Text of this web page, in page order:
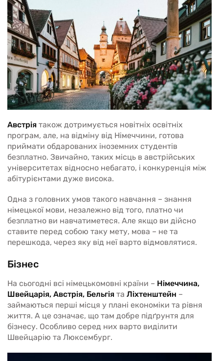
Австрія також дотримується новітніх освітніх
програм, але, на відміну від Німеччини, готова
приймати обдарованих іноземних студентів
безплатно. Звичайно, таких місць в австрійських
університетах відносно небагато, і конкуренція між
абітурієнтами дуже висока.
Одна з головних умов такого навчання – знання
німецької мови, незалежно від того, платно чи
безплатно ви навчатиметеся. Але якщо ви дійсно
ставите перед собою таку мету, мова – не та
перешкода, через яку від неї варто відмовлятися.
Бізнес
На сьогодні всі німецькомовні країни – Німеччина,
Швейцарія, Австрія, Бельгія та Ліхтенштейн –
займаються перші місця у плані економіки та рівня
життя. А це означає, що там добре підґрунтя для
бізнесу. Особливо серед них варто виділити
Швейцарію та Люксембург.